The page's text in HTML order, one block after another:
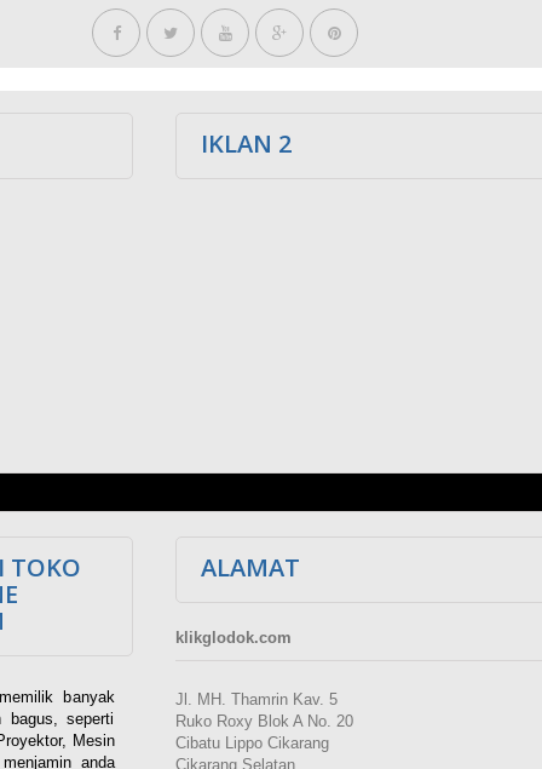
IKLAN 2
TOKO
banyak
bagus, seperti
Mesin
anda
ALAMAT
klikglodok.com
Jl. MH. Thamrin Kav. 5
Ruko Roxy Blok A No. 20
Cibatu Lippo Cikarang
Cikarang Selatan